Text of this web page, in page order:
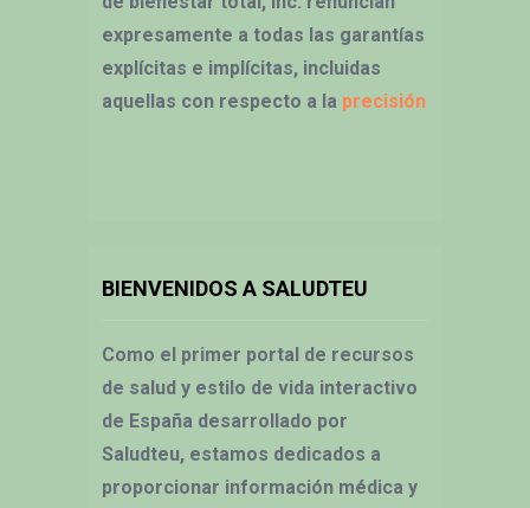
expresamente a todas las garantías
explícitas e implícitas, incluidas
aquellas con respecto a la precisión
BIENVENIDOS A SALUDTEU
Como el primer portal de recursos
de salud y estilo de vida interactivo
de España desarrollado por
Saludteu, estamos dedicados a
proporcionar información médica y